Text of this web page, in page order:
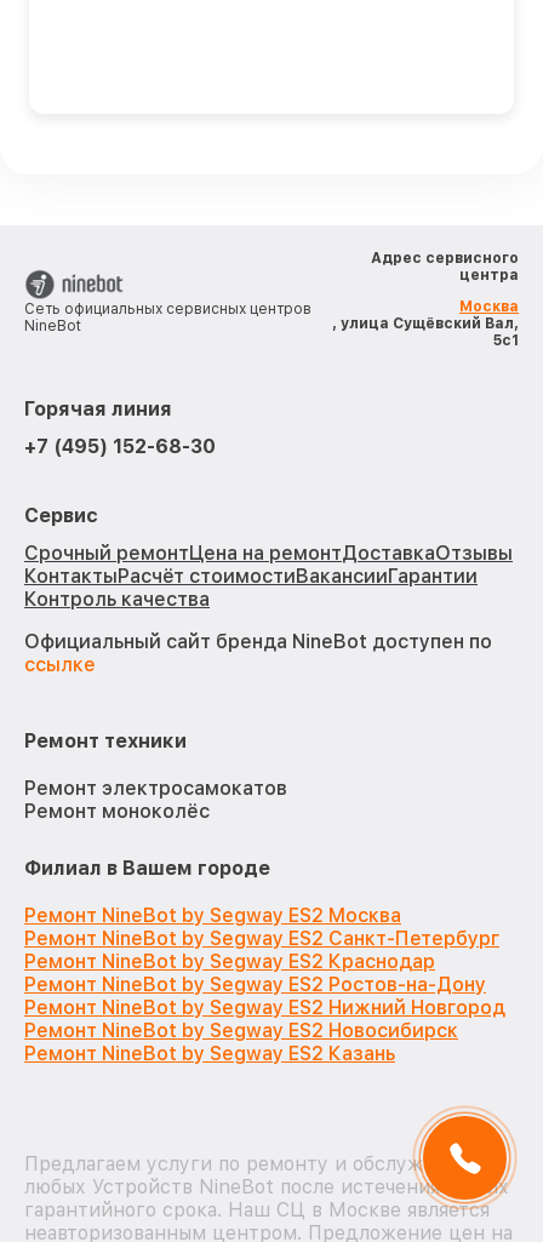
Сеть официальных сервисных центров
NineBot
Адрес сервисного
центра
Москва
, улица Сущёвский Вал,
5с1
Горячая линия
+7 (495) 152-68-30
Сервис
Срочный ремонтЦена на ремонтДоставкаОтзывы
КонтактыРасчёт стоимостиВакансииГарантии
Контроль качества
Официальный сайт бренда NineBot доступен по
ссылке
Ремонт техники
Ремонт электросамокатов
Ремонт моноколёс
Филиал в Вашем городе
Ремонт NineBot by Segway ES2 Москва
Ремонт NineBot by Segway ES2 Санкт-Петербург
Ремонт NineBot by Segway ES2 Краснодар
Ремонт NineBot by Segway ES2 Ростов-на-Дону
Ремонт NineBot by Segway ES2 Нижний Новгород
Ремонт NineBot by Segway ES2 Новосибирск
Ремонт NineBot by Segway ES2 Казань
Предлагаем услуги по ремонту и обслуживанию
любых Устройств NineBot после истечения на них
гарантийного срока. Наш СЦ в Москве является
неавторизованным центром. Предложение цен на